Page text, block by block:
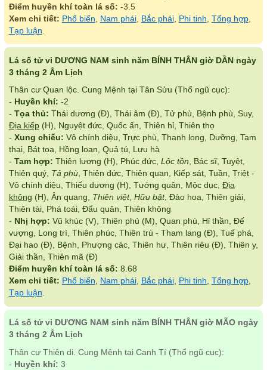
Điểm huyền khí toàn lá số: -3.5
Xem chi tiết: Phổ biến Nam phái, Bắc phái, Phi tinh Tổng hợp,
Tạp luận
Lá số tử vi DƯƠNG NAM sinh năm BÍNH THÂN giờ DẦN ngày
3 tháng 2 Âm Lịch
Thân cư Quan lộc. Cung Mệnh tại Tân Sửu (Thổ ngũ cục):
- Huyền khí: -2
- Tọa thủ: Thái dương (Đ), Thái âm (Đ), Tử phù, Bệnh phù, Suy,
Địa kiếp(H), Nguyệt đức, Quốc ấn, Thiên hỉ, Thiên thọ
- Xung chiếu: Vô chính diệu, Trực phù, Thanh long, Dưỡng, Tam
thai, Bát tọa, Hồng loan, Quả tú, Lưu hà
- Tam hợp: Thiên lương (H), Phúc đức, Lộc tồn, Bác sĩ, Tuyệt,
Thiên quý, Tả phù, Thiên đức, Thiên quan, Kiếp sát, Tuần, Triệt -
Vô chính diệu, Thiếu dương (H), Tướng quân, Mộc dục, Địa
không (H), Ân quang, Thiên việt, Hữu bật, Đào hoa, Thiên giải,
Thiên tài, Phá toái, Đẩu quân, Thiên không
- Nhị hợp: Vũ khúc (V), Thiên phủ (M), Quan phù, Hỉ thần, Đế
vượng, Long trì, Thiên phúc, Thiên trù - Tham lang (Đ), Tuế phá,
Đại hao (Đ), Bệnh, Phượng các, Thiên hư, Thiên riêu (Đ), Thiên y,
Giải thần, Thiên mã (Đ)
Điểm huyền khí toàn lá số: 8.68
Xem chi tiết: Phổ biến, Nam phái, Bắc phái, Phi tinh, Tổng hợp,
Tạp luận.
Lá số tử vi DƯƠNG NAM sinh năm BÍNH THÂN giờ MÃO ngày
3 tháng 2 Âm Lịch
Thân cư Thiên di. Cung Mệnh tại Canh Tí (Thổ ngũ cục):
- Huyền khí: 3